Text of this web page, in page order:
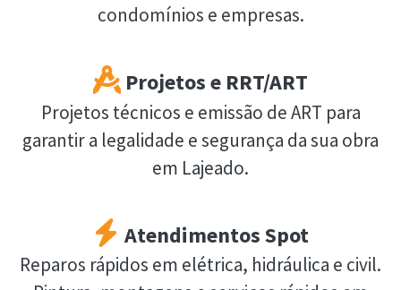
condomínios e empresas.
Projetos e RRT/ART
Projetos técnicos e emissão de ART para
garantir a legalidade e segurança da sua obra
em Lajeado.
Atendimentos Spot
Reparos rápidos em elétrica, hidráulica e civil.